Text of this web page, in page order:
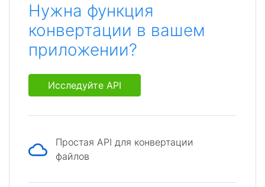
Нужна функция
конвертации в вашем
приложении?
Исследуйте API
Простая API для конвертации
файлов